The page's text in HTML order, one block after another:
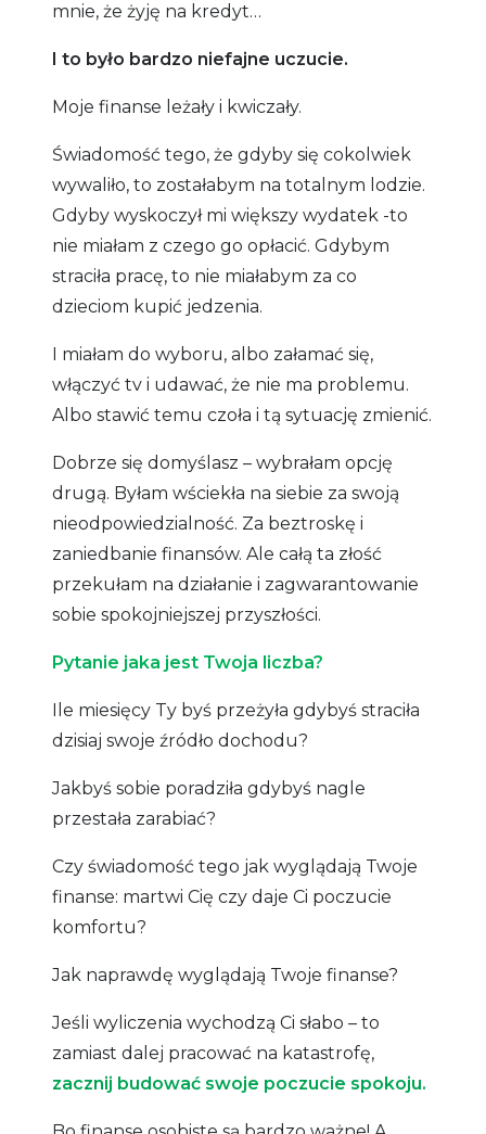
mnie, że żyję na kredyt…
I to było bardzo niefajne uczucie.
Moje finanse leżały i kwiczały.
Świadomość tego, że gdyby się cokolwiek
wywaliło, to zostałabym na totalnym lodzie.
Gdyby wyskoczył mi większy wydatek -to
nie miałam z czego go opłacić. Gdybym
straciła pracę, to nie miałabym za co
dzieciom kupić jedzenia.
I miałam do wyboru, albo załamać się,
włączyć tv i udawać, że nie ma problemu.
Albo stawić temu czoła i tą sytuację zmienić.
Dobrze się domyślasz – wybrałam opcję
drugą. Byłam wściekła na siebie za swoją
nieodpowiedzialność. Za beztroskę i
zaniedbanie finansów. Ale całą ta złość
przekułam na działanie i zagwarantowanie
sobie spokojniejszej przyszłości.
Pytanie jaka jest Twoja liczba?
Ile miesięcy Ty byś przeżyła gdybyś straciła
dzisiaj swoje źródło dochodu?
Jakbyś sobie poradziła gdybyś nagle
przestała zarabiać?
Czy świadomość tego jak wyglądają Twoje
finanse: martwi Cię czy daje Ci poczucie
komfortu?
Jak naprawdę wyglądają Twoje finanse?
Jeśli wyliczenia wychodzą Ci słabo – to
zamiast dalej pracować na katastrofę,
zacznij budować swoje poczucie spokoju.